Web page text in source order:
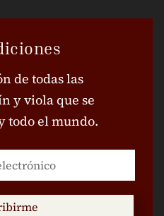
de todas las
y viola que se
todo el mundo.